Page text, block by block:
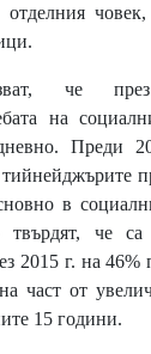
отделния
че
на
Преди
в
че са
2015 г. на
част от
15 години.